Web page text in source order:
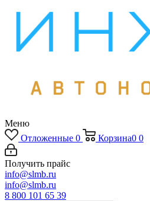
Меню
Отложенные 0 Корзина0 0
Получить прайс
info@slmb.ru
info@slmb.ru
8 800 101 65 39